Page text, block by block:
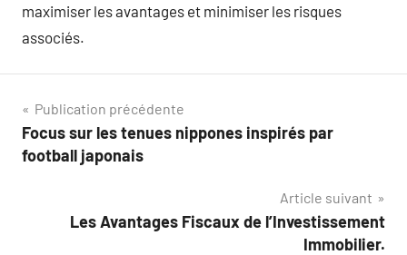
maximiser les avantages et minimiser les risques
associés.
Navigation
de
Publication précédente
Focus sur les tenues nippones inspirés par
football japonais
Article suivant
Les Avantages Fiscaux de l’Investissement
Immobilier.